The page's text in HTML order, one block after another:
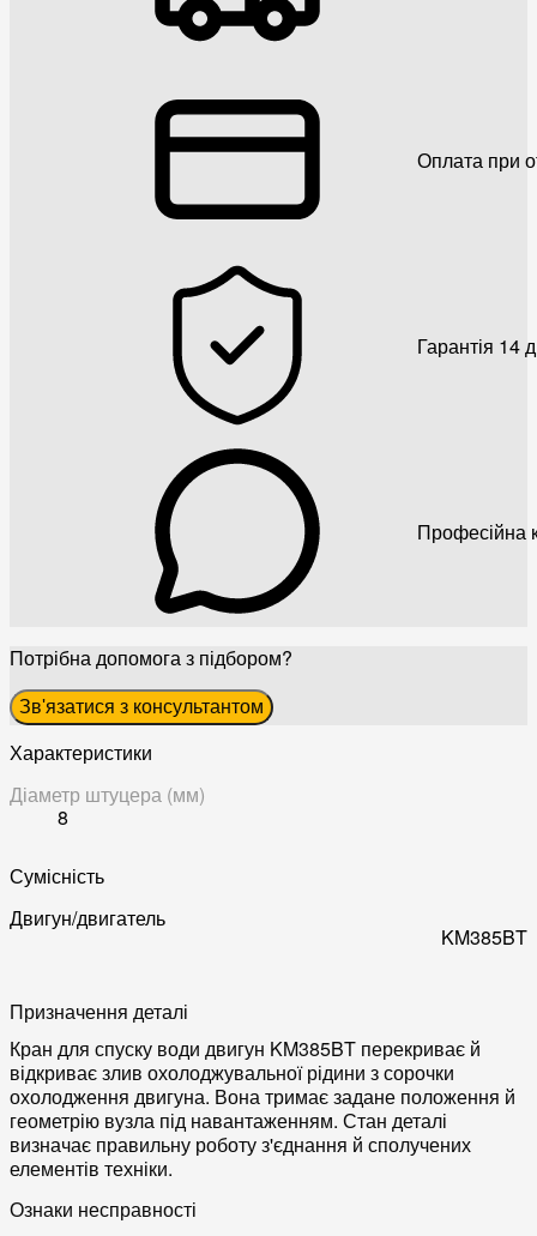
Оплата при
Гарантія 14
Професійна
Потрібна допомога з підбором?
Зв'язатися з консультантом
Характеристики
Діаметр штуцера (мм)
8
Сумісність
Двигун/двигатель
KM385BT
Призначення деталі
Кран для спуску води двигун KM385BT перекриває й
відкриває злив охолоджувальної рідини з сорочки
охолодження двигуна. Вона тримає задане положення й
геометрію вузла під навантаженням. Стан деталі
визначає правильну роботу з'єднання й сполучених
елементів техніки.
Ознаки несправності